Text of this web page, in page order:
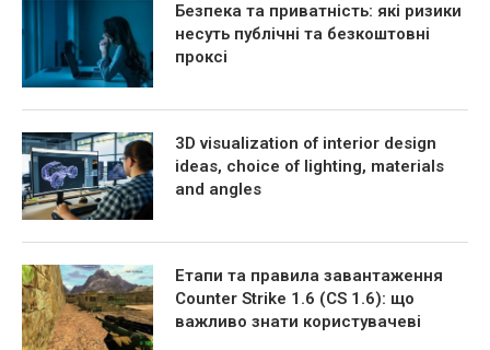
Безпека та приватність: які ризики
несуть публічні та безкоштовні
проксі
3D visualization of interior design
ideas, choice of lighting, materials
and angles
Етапи та правила завантаження
Counter Strike 1.6 (CS 1.6): що
важливо знати користувачеві